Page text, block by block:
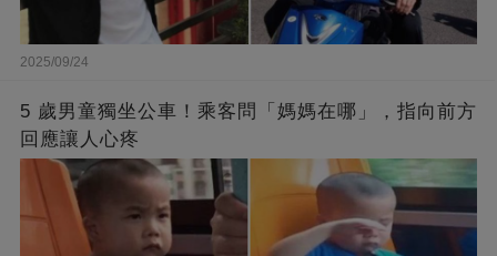
2025/09/24
5 歲男童獨坐公車！乘客問「媽媽在哪」，指向前方
回應讓人心疼